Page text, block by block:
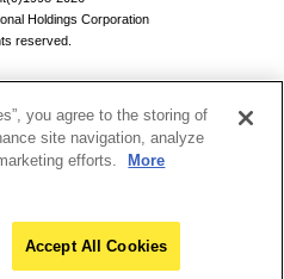
Holdings Corporation
reserved.
you agree to the storing of
site navigation, analyze
efforts.
More
Accept All Cookies
買い物アプリ
るなら必須！